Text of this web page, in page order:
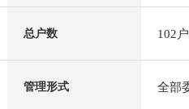
总户数 102户
管理形式 全部